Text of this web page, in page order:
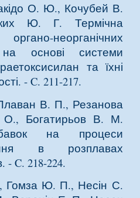
О. Ю., Кочубей В.
Ю. Г. Термічна
неорганічних
на основі системи
та їхні
. - C. 211-217.
В. П., Резанова
Богатирьов В. М.
на процеси
в розплавах
. - C. 218-224.
Гомза Ю. П., Несін С.